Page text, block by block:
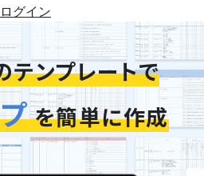
ログイン
価シートを